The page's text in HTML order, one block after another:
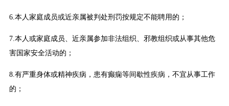
6.本人家庭成员或近亲属被判处刑罚按规定不能聘用的；
7.本人或家庭成员、近亲属参加非法组织、邪教组织或从事其他危
害国家安全活动的；
8.有严重身体或精神疾病，患有癫痫等间歇性疾病，不宜从事工作
的；